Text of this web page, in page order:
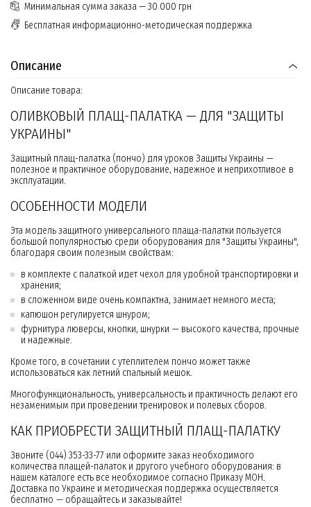
Минимальная сумма заказа — 30 000 грн
Бесплатная информационно-методическая поддержка
Описание
Описание товара:
ОЛИВКОВЫЙ ПЛАЩ-ПАЛАТКА — ДЛЯ "ЗАЩИТЫ
УКРАИНЫ"
Защитный плащ-палатка (пончо) для уроков Защиты Украины —
полезное и практичное оборудование, надежное и неприхотливое в
эксплуатации.
ОСОБЕННОСТИ МОДЕЛИ
Эта модель защитного универсального плаща-палатки пользуется
большой популярностью среди оборудования для "Защиты Украины",
благодаря своим полезным свойствам:
в комплекте с палаткой идет чехол для удобной транспортировки и
хранения;
в сложенном виде очень компактна, занимает немного места;
капюшон регулируется шнуром;
фурнитура люверсы, кнопки, шнурки — высокого качества, прочные
и надежные.
Кроме того, в сочетании с утеплителем пончо может также
использоваться как летний спальный мешок.
Многофункциональность, универсальность и практичность делают его
незаменимым при проведении тренировок и полевых сборов.
КАК ПРИОБРЕСТИ ЗАЩИТНЫЙ ПЛАЩ-ПАЛАТКУ
Звоните (044) 353-33-77 или оформите заказ необходимого
количества плащей-палаток и другого учебного оборудования: в
нашем каталоге есть все необходимое согласно Приказу МОН.
Доставка по Украине и методическая поддержка осуществляется
бесплатно — обращайтесь и заказывайте!